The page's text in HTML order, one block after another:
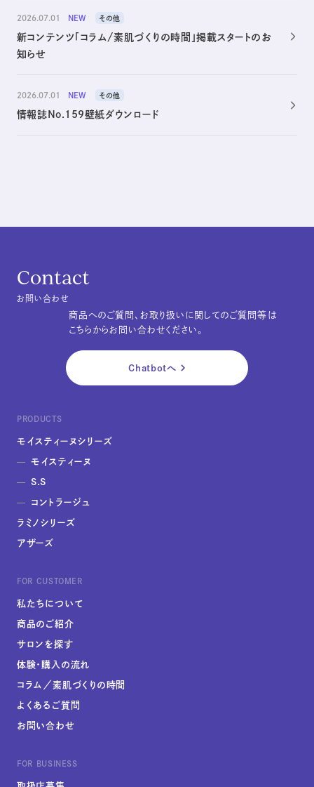
2026.07.01 NEW その他
新コンテンツ「コラム/素肌づくりの時間」掲載スタートのお
知らせ
2026.07.01 NEW その他
情報誌No.159壁紙ダウンロード
Contact
お問い合わせ
商品へのご質問、お取り扱いに関してのご質問等は
こちらからお問い合わせください。
Chatbotへ
PRODUCTS
モイスティーヌシリーズ
モイスティーヌ
S.S
コントラージュ
ラミノシリーズ
アザーズ
FOR CUSTOMER
私たちについて
商品のご紹介
サロンを探す
体験・購入の流れ
コラム／素肌づくりの時間
よくあるご質問
お問い合わせ
FOR BUSINESS